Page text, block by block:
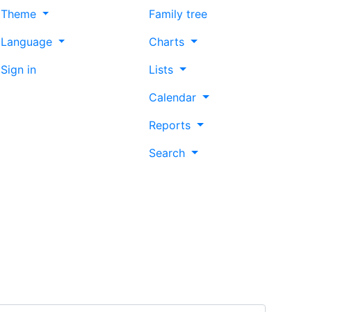
Theme
Language
Sign in
Family tree
Charts
Lists
Calendar
Reports
Search